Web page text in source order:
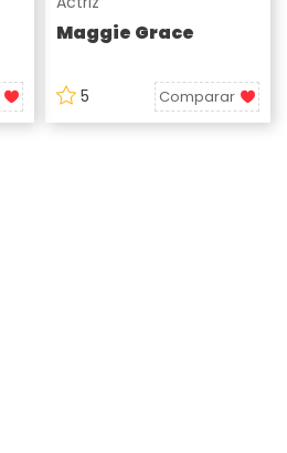
Maggie Grace
5 Comparar